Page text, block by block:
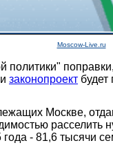
Moscow-Live.ru
политики"
законопроект
Москве,
- 81,6